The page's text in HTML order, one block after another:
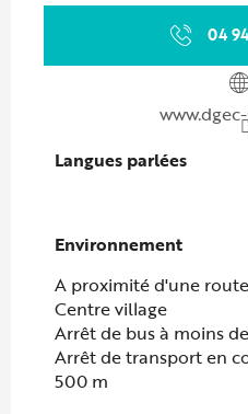
04
Langues parlées
Langues parlées
Environnement
Environnement
A proximité d'une
Centre village
Arrêt de bus à moins
Arrêt de transport en
500 m